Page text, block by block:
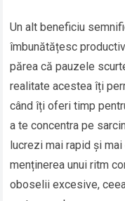
Un alt beneficiu
îmbunătățesc
părea că pauzele
realitate acestea îți
când îți oferi timp
a te concentra pe
lucrezi mai rapid și
menținerea unui ritm
oboselii excesive,